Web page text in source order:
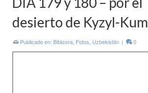
desierto de Kyzyl-Kum
Publicado en: Bitácora Fotos Uzbekistán | 0